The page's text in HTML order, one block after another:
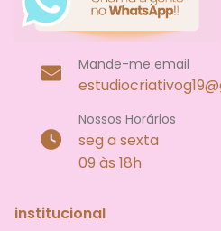
Mande-me email
Nossos Horários
seg a sexta
09 às 18h
institucional